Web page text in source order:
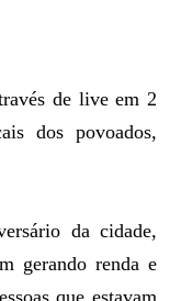
de live em 2
dos povoados,
da cidade,
gerando renda e